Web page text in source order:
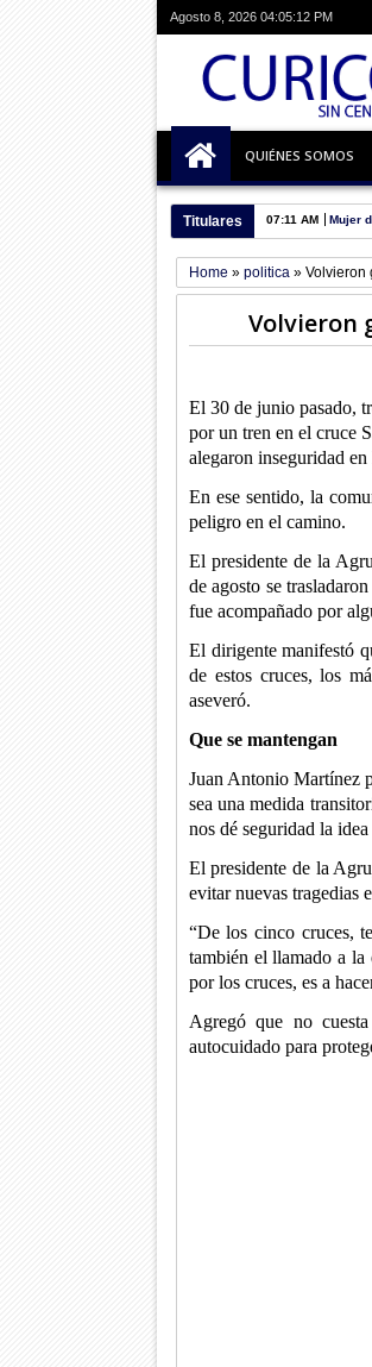
Agosto 8, 2026 04:05:13 PM
QUIÉNES SOMOS
Titulares 07:11 AM Mujer
Home » politica » Volvieron
Volvieron
El 30 de junio pasado,
por un tren en el cruce
alegaron inseguridad
En ese sentido, la
peligro en el camino.
El presidente de la
de agosto se
fue acompañado por
El dirigente manifestó
de estos cruces, los
aseveró.
Que se mantengan
Juan Antonio Martínez
sea una medida
nos dé seguridad la
El presidente de la
evitar nuevas tragedias
“De los cinco cruces,
también el llamado a la
por los cruces, es a
Agregó que no
autocuidado para